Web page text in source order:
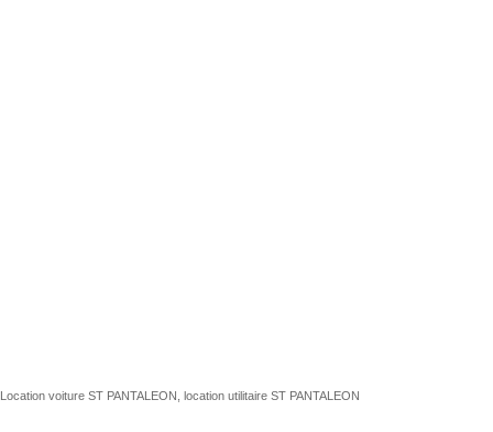
Location voiture ST PANTALEON, location utilitaire ST PANTALEON